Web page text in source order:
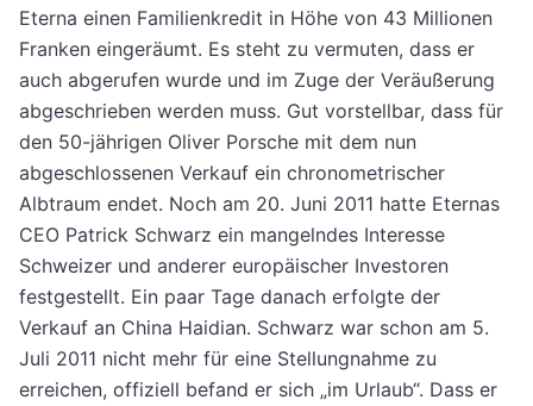
Eterna einen Familienkredit in Höhe von 43 Millionen
Franken eingeräumt. Es steht zu vermuten, dass er
auch abgerufen wurde und im Zuge der Veräußerung
abgeschrieben werden muss. Gut vorstellbar, dass für
den 50-jährigen Oliver Porsche mit dem nun
abgeschlossenen Verkauf ein chronometrischer
Albtraum endet. Noch am 20. Juni 2011 hatte Eternas
CEO Patrick Schwarz ein mangelndes Interesse
Schweizer und anderer europäischer Investoren
festgestellt. Ein paar Tage danach erfolgte der
Verkauf an China Haidian. Schwarz war schon am 5.
Juli 2011 nicht mehr für eine Stellungnahme zu
erreichen, offiziell befand er sich „im Urlaub“. Dass er